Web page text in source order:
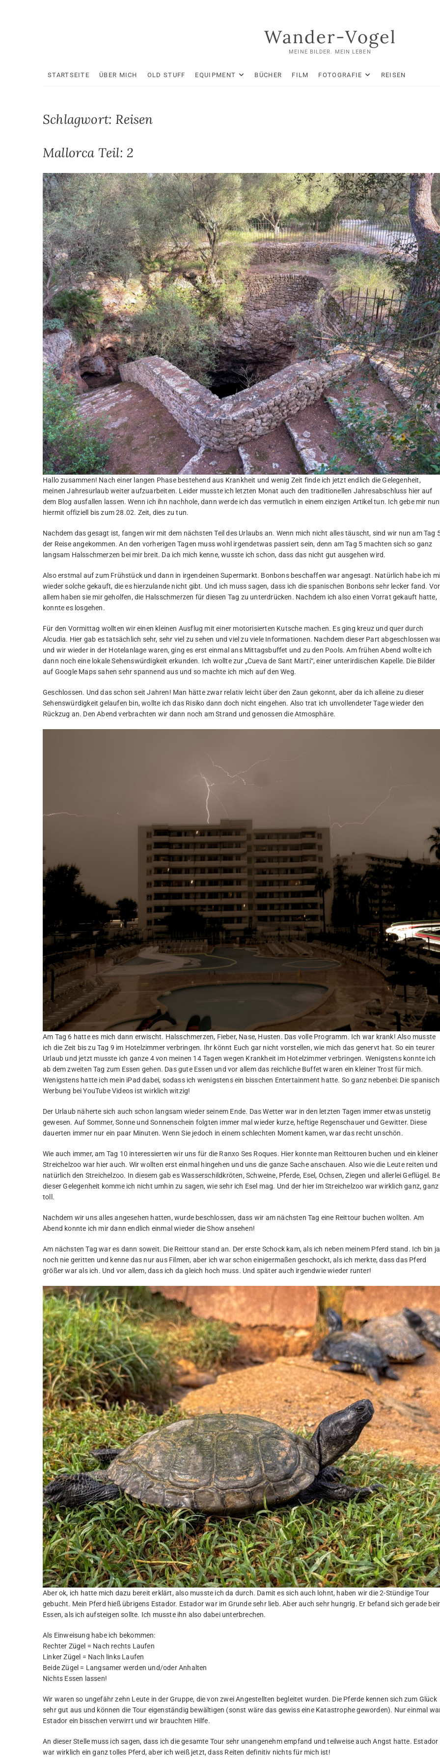
Wander-Vogel
MEINE BILDER. MEIN LEBEN
STARTSEITE ÜBER MICH OLD STUFF EQUIPMENT BÜCHER FILM FOTOGRAFIE REISEN
Schlagwort: Reisen
Mallorca Teil: 2
Hallo zusammen! Nach einer langen Phase bestehend aus Krankheit und wenig Zeit finde ich jetzt endlich die Gelegenheit,
meinen Jahresurlaub weiter aufzuarbeiten. Leider musste ich letzten Monat auch den traditionellen Jahresabschluss hier auf
dem Blog ausfallen lassen. Wenn ich ihn nachhole, dann werde ich das vermutlich in einem einzigen Artikel tun. Ich gebe mir nun
hiermit offiziell bis zum 28.02. Zeit, dies zu tun.
Nachdem das gesagt ist, fangen wir mit dem nächsten Teil des Urlaubs an. Wenn mich nicht alles täuscht, sind wir nun am Tag
der Reise angekommen. An den vorherigen Tagen muss wohl irgendetwas passiert sein, denn am Tag 5 machten sich so ganz
langsam Halsschmerzen bei mir breit. Da ich mich kenne, wusste ich schon, dass das nicht gut ausgehen wird.
Also erstmal auf zum Frühstück und dann in irgendeinen Supermarkt. Bonbons beschaffen war angesagt. Natürlich habe ich
wieder solche gekauft, die es hierzulande nicht gibt. Und ich muss sagen, dass ich die spanischen Bonbons sehr lecker fand. Vor
allem haben sie mir geholfen, die Halsschmerzen für diesen Tag zu unterdrücken. Nachdem ich also einen Vorrat gekauft hatte,
konnte es losgehen.
Für den Vormittag wollten wir einen kleinen Ausflug mit einer motorisierten Kutsche machen. Es ging kreuz und quer durch
Alcudia. Hier gab es tatsächlich sehr, sehr viel zu sehen und viel zu viele Informationen. Nachdem dieser Part abgeschlossen
und wir wieder in der Hotelanlage waren, ging es erst einmal ans Mittagsbuffet und zu den Pools. Am frühen Abend wollte ich
dann noch eine lokale Sehenswürdigkeit erkunden. Ich wollte zur „Cueva de Sant Martí“, einer unterirdischen Kapelle. Die Bilder
auf Google Maps sahen sehr spannend aus und so machte ich mich auf den Weg.
Geschlossen. Und das schon seit Jahren! Man hätte zwar relativ leicht über den Zaun gekonnt, aber da ich alleine zu dieser
Sehenswürdigkeit gelaufen bin, wollte ich das Risiko dann doch nicht eingehen. Also trat ich unvollendeter Tage wieder den
Rückzug an. Den Abend verbrachten wir dann noch am Strand und genossen die Atmosphäre.
Am Tag 6 hatte es mich dann erwischt. Halsschmerzen, Fieber, Nase, Husten. Das volle Programm. Ich war krank! Also musste
ich die Zeit bis zu Tag 9 im Hotelzimmer verbringen. Ihr könnt Euch gar nicht vorstellen, wie mich das genervt hat. So ein teurer
Urlaub und jetzt musste ich ganze 4 von meinen 14 Tagen wegen Krankheit im Hotelzimmer verbringen. Wenigstens konnte ich
ab dem zweiten Tag zum Essen gehen. Das gute Essen und vor allem das reichliche Buffet waren ein kleiner Trost für mich.
Wenigstens hatte ich mein iPad dabei, sodass ich wenigstens ein bisschen Entertainment hatte. So ganz nebenbei: Die
Werbung bei YouTube Videos ist wirklich witzig!
Der Urlaub näherte sich auch schon langsam wieder seinem Ende. Das Wetter war in den letzten Tagen immer etwas unstetig
gewesen. Auf Sommer, Sonne und Sonnenschein folgten immer mal wieder kurze, heftige Regenschauer und Gewitter. Diese
dauerten immer nur ein paar Minuten. Wenn Sie jedoch in einem schlechten Moment kamen, war das recht unschön.
Wie auch immer, am Tag 10 interessierten wir uns für die Ranxo Ses Roques. Hier konnte man Reittouren buchen und ein kleiner
Streichelzoo war hier auch. Wir wollten erst einmal hingehen und uns die ganze Sache anschauen. Also wie die Leute reiten und
natürlich den Streichelzoo. In diesem gab es Wasserschildkröten, Schweine, Pferde, Esel, Ochsen, Ziegen und allerlei Geflügel.
dieser Gelegenheit komme ich nicht umhin zu sagen, wie sehr ich Esel mag. Und der hier im Streichelzoo war wirklich ganz, ganz
toll.
Nachdem wir uns alles angesehen hatten, wurde beschlossen, dass wir am nächsten Tag eine Reittour buchen wollten. Am
Abend konnte ich mir dann endlich einmal wieder die Show ansehen!
Am nächsten Tag war es dann soweit. Die Reittour stand an. Der erste Schock kam, als ich neben meinem Pferd stand. Ich bin ja
noch nie geritten und kenne das nur aus Filmen, aber ich war schon einigermaßen geschockt, als ich merkte, dass das Pferd
größer war als ich. Und vor allem, dass ich da gleich hoch muss. Und später auch irgendwie wieder runter!
Aber ok, ich hatte mich dazu bereit erklärt, also musste ich da durch. Damit es sich auch lohnt, haben wir die 2-Stündige Tour
gebucht. Mein Pferd hieß übrigens Estador. Estador war im Grunde sehr lieb. Aber auch sehr hungrig. Er befand sich gerade
Essen, als ich aufsteigen sollte. Ich musste ihn also dabei unterbrechen.
Als Einweisung habe ich bekommen:
Rechter Zügel = Nach rechts Laufen
Linker Zügel = Nach links Laufen
Beide Zügel = Langsamer werden und/oder Anhalten
Nichts Essen lassen!
Wir waren so ungefähr zehn Leute in der Gruppe, die von zwei Angestellten begleitet wurden. Die Pferde kennen sich zum Glück
sehr gut aus und können die Tour eigenständig bewältigen (sonst wäre das gewiss eine Katastrophe geworden). Nur einmal
Estador ein bisschen verwirrt und wir brauchten Hilfe.
An dieser Stelle muss ich sagen, dass ich die gesamte Tour sehr unangenehm empfand und teilweise auch Angst hatte. Estador
war wirklich ein ganz tolles Pferd, aber ich weiß jetzt, dass Reiten definitiv nichts für mich ist!